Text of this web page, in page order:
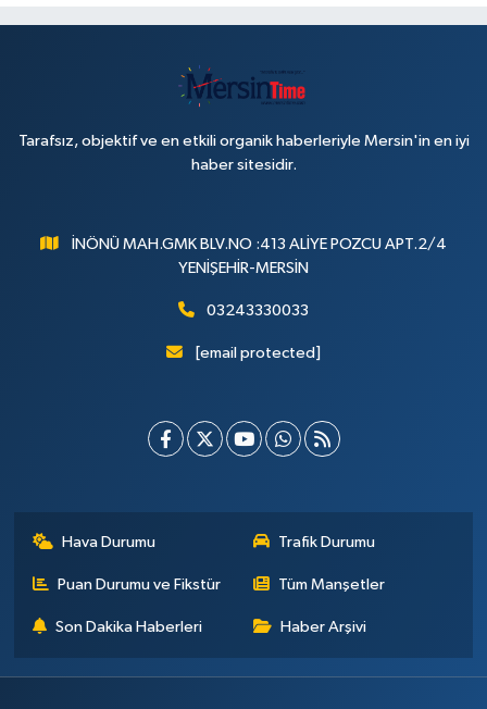
Tarafsız, objektif ve en etkili organik haberleriyle Mersin'in en iyi
haber sitesidir.
İNÖNÜ MAH.GMK BLV.NO :413 ALİYE POZCU APT.2/4
YENİŞEHİR-MERSİN
03243330033
[email protected]
Hava Durumu Trafik Durumu
Puan Durumu ve Fikstür Tüm Manşetler
Son Dakika Haberleri Haber Arşivi